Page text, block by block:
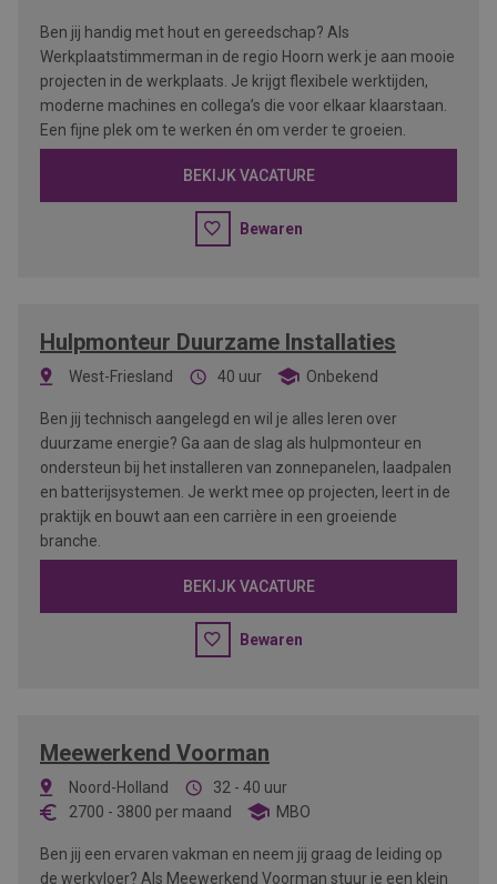
Ben jij handig met hout en gereedschap? Als
Werkplaatstimmerman in de regio Hoorn werk je aan mooie
projecten in de werkplaats. Je krijgt flexibele werktijden,
moderne machines en collega’s die voor elkaar klaarstaan.
Een fijne plek om te werken én om verder te groeien.
BEKIJK VACATURE
Bewaren
Hulpmonteur Duurzame Installaties
West-Friesland 40 uur Onbekend
Ben jij technisch aangelegd en wil je alles leren over
duurzame energie? Ga aan de slag als hulpmonteur en
ondersteun bij het installeren van zonnepanelen, laadpalen
en batterijsystemen. Je werkt mee op projecten, leert in de
praktijk en bouwt aan een carrière in een groeiende
branche.
BEKIJK VACATURE
Bewaren
Meewerkend Voorman
Noord-Holland
32 - 40 uur
2700 - 3800 per maand MBO
Ben jij een ervaren vakman en neem jij graag de leiding op
de werkvloer? Als Meewerkend Voorman stuur je een klein